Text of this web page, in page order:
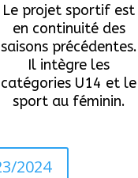
Le projet sportif est
en continuité des
saisons précédentes.
Il intègre les
catégories U14 et le
sport au féminin.
2024